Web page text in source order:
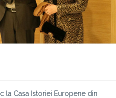
la Casa Istoriei Europene din